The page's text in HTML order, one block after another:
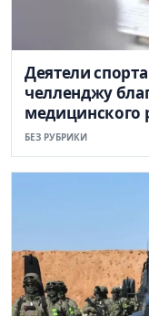
Деятели
челленджу
медицинского
БЕЗ РУБРИКИ